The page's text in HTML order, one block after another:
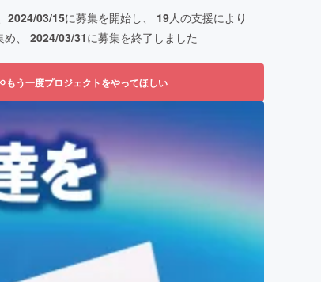
2024/03/15に募集を開始し、 19人の支援により
、 2024/03/31に募集を終了しました
もう一度プロジェクトをやってほしい